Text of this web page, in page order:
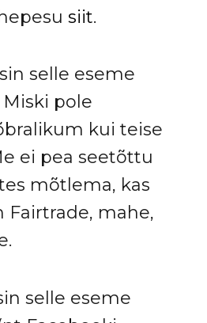
siit.
selle eseme
pole
kui teise
ei pea seetõttu
mõtlema, kas
Fairtrade, mahe,
selle eseme